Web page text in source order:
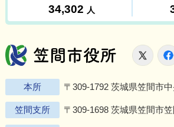
笠間市
X
本所 〒309-1792 茨城県笠間市
笠間支所 〒309-1698 茨城県笠間市